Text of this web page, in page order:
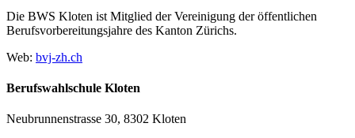
Die BWS Kloten ist Mitglied der Vereinigung der öffentlichen
Berufsvorbereitungsjahre des Kanton Zürichs.
Web: bvj-zh.ch
Berufswahlschule Kloten
Neubrunnenstrasse 30, 8302 Kloten